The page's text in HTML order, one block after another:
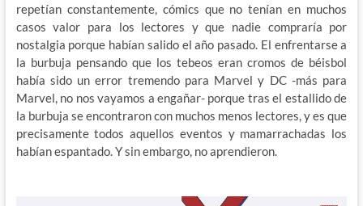
repetían constantemente, cómics que no tenían en muchos
casos valor para los lectores y que nadie compraría por
nostalgia porque habían salido el año pasado. El enfrentarse a
la burbuja pensando que los tebeos eran cromos de béisbol
había sido un error tremendo para Marvel y DC -más para
Marvel, no nos vayamos a engañar- porque tras el estallido de
la burbuja se encontraron con muchos menos lectores, y es que
precisamente todos aquellos eventos y mamarrachadas los
habían espantado. Y sin embargo, no aprendieron.